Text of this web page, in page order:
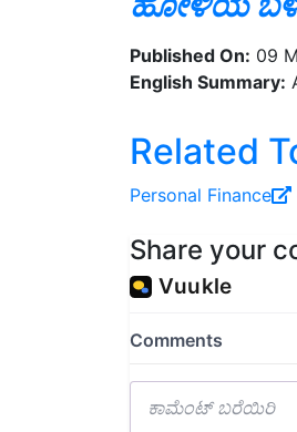
English Summary:
Related
Personal Finance